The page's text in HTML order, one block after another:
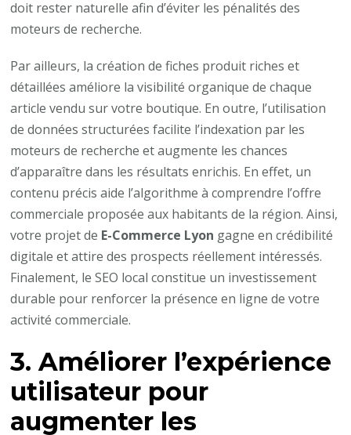
doit rester naturelle afin d’éviter les pénalités des
moteurs de recherche.
Par ailleurs, la création de fiches produit riches et
détaillées améliore la visibilité organique de chaque
article vendu sur votre boutique. En outre, l’utilisation
de données structurées facilite l’indexation par les
moteurs de recherche et augmente les chances
d’apparaître dans les résultats enrichis. En effet, un
contenu précis aide l’algorithme à comprendre l’offre
commerciale proposée aux habitants de la région. Ainsi,
votre projet de E-Commerce Lyon gagne en crédibilité
digitale et attire des prospects réellement intéressés.
Finalement, le SEO local constitue un investissement
durable pour renforcer la présence en ligne de votre
activité commerciale.
3. Améliorer l’expérience
utilisateur pour
augmenter les